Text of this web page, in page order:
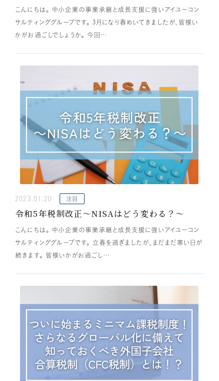
こんにちは。 中小企業の事業承継と成長支援に強いアイユーコン
サルティンググループです。 3月になり春めいてきましたが、皆様い
かがお過ごしでしょうか。 今回…
2023.01.20 注目
令和5年税制改正～NISAはどう変わる？～
こんにちは。 中小企業の事業承継と成長支援に強いアイユーコン
サルティンググループです。 立春を過ぎましたが、まだまだ寒い日が
続きます。 皆様いかがお過ごし…